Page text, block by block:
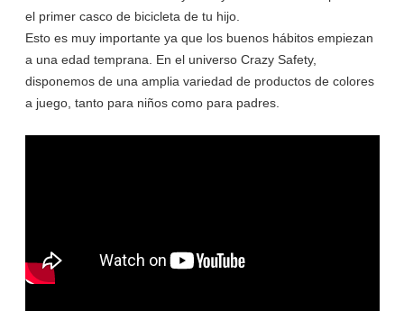
el primer casco de bicicleta de tu hijo.
Esto es muy importante ya que los buenos hábitos empiezan
a una edad temprana. En el universo Crazy Safety,
disponemos de una amplia variedad de productos de colores
a juego, tanto para niños como para padres.